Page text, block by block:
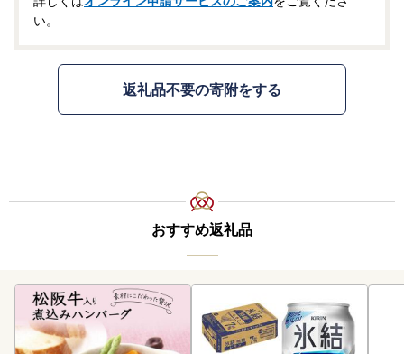
い。
返礼品不要の寄附をする
おすすめ返礼品